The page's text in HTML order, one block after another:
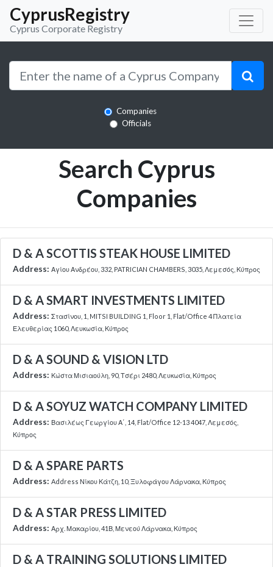
CyprusRegistry
Cyprus Corporate Registry
Companies
Officials
Search Cyprus
Companies
D & A SCOTTIS STEAK HOUSE LIMITED
Address: Αγίου Ανδρέου, 332, PATRICIAN CHAMBERS, 3035, Λεμεσός, Κύπρος
D & A SMART INVESTMENTS LIMITED
Address: Στασίνου, 1, MITSI BUILDING 1, Floor 1, Flat/Office 4 Πλατεία
Ελευθερίας 1060, Λευκωσία, Κύπρος
D & A SOUND & VISION LTD
Address: Κώστα Μισιαούλη, 90, Τσέρι 2480, Λευκωσία, Κύπρος
D & A SOYUZ WATCH COMPANY LIMITED
Address: Βασιλέως Γεωργίου Α΄, 14, Flat/Office 12-13 4047, Λεμεσός,
Κύπρος
D & A SPARE PARTS
Address: Address Νίκου Κάτζη, 10, Ξυλοφάγου Λάρνακα, Κύπρος
D & A STAR PRESS LIMITED
Address: Αρχ. Μακαρίου, 41Β, Μενεού Λάρνακα, Κύπρος
D & A TRAINING SOLUTIONS LIMITED